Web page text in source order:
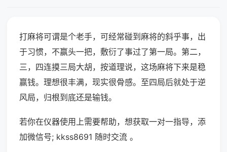
打麻将可谓是个老手，可经常碰到麻将的斜乎事，出
于习惯，不赢头一把，敷衍了事过了第一局。第二，
三，四连摸三局大胡，按道理说，这场麻将下来是稳
赢钱。理想很丰满，现实很骨感。至四局后就处于逆
风局，归根到底还是输钱。
若你在仪器使用上需要帮助，想获取一对一指导，添
加微信号; kkss8691 随时交流 。